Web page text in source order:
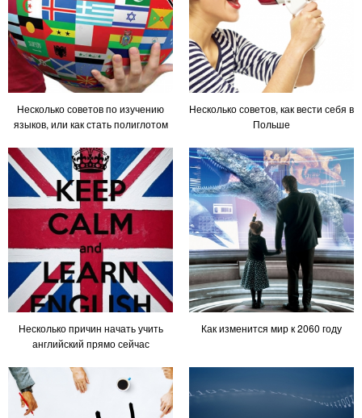
Несколько советов по изучению
языков, или как стать полиглотом
Несколько советов, как вести себя в
Польше
Несколько причин начать учить
английский прямо сейчас
Как изменится мир к 2060 году